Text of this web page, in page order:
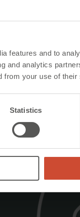
features and to
and analytics
from your use of
Statistics
Stahl